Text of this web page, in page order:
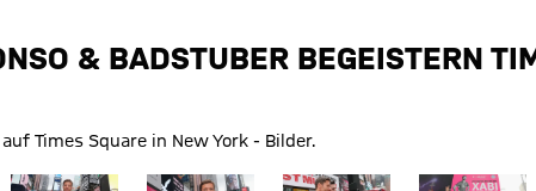
& BADSTUBER BEGEISTERN
Times Square in New York - Bilder.
Zeige in voller GrößeZeige in voller GrößeZeige in voller GrößeZeige in voller